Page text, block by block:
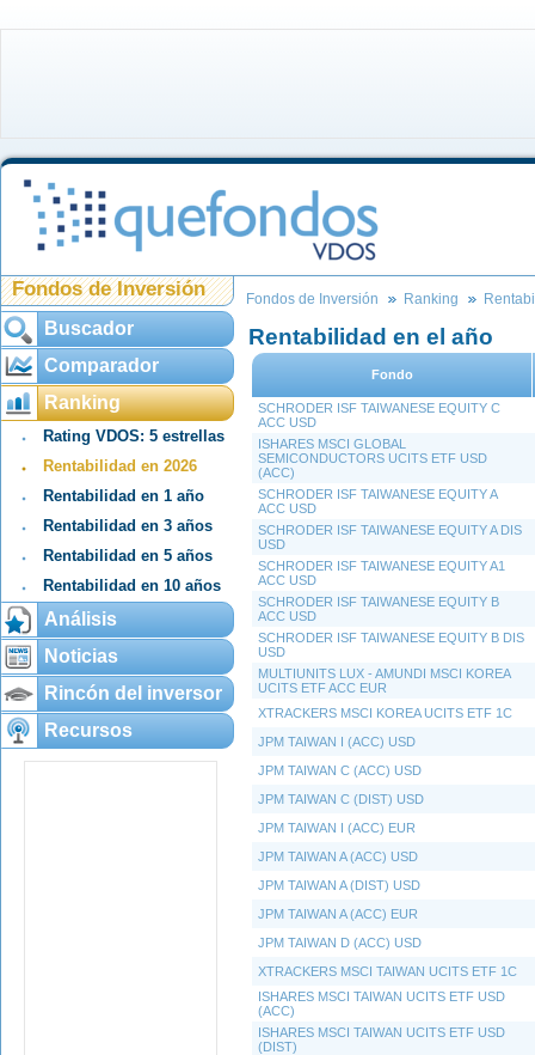
Fondos de Inversión
Buscador
Comparador
Ranking
Rating VDOS: 5 estrellas
Rentabilidad en 2026
Rentabilidad en 1 año
Rentabilidad en 3 años
Rentabilidad en 5 años
Rentabilidad en 10 años
Análisis
Noticias
Rincón del inversor
Recursos
Fondos de Inversión Ranking
Rentabilidad en el año
Fondo
SCHRODER ISF TAIWANESE EQUITY C
ACC USD
ISHARES MSCI GLOBAL
SEMICONDUCTORS UCITS ETF USD
(ACC)
SCHRODER ISF TAIWANESE EQUITY A
ACC USD
SCHRODER ISF TAIWANESE EQUITY A DIS
USD
SCHRODER ISF TAIWANESE EQUITY A1
ACC USD
SCHRODER ISF TAIWANESE EQUITY B
ACC USD
SCHRODER ISF TAIWANESE EQUITY B DIS
USD
MULTIUNITS LUX - AMUNDI MSCI KOREA
UCITS ETF ACC EUR
XTRACKERS MSCI KOREA UCITS ETF 1C
JPM TAIWAN I (ACC) USD
JPM TAIWAN C (ACC) USD
JPM TAIWAN C (DIST) USD
JPM TAIWAN I (ACC) EUR
JPM TAIWAN A (ACC) USD
JPM TAIWAN A (DIST) USD
JPM TAIWAN A (ACC) EUR
JPM TAIWAN D (ACC) USD
XTRACKERS MSCI TAIWAN UCITS ETF 1C
ISHARES MSCI TAIWAN UCITS ETF USD
(ACC)
ISHARES MSCI TAIWAN UCITS ETF USD
(DIST)